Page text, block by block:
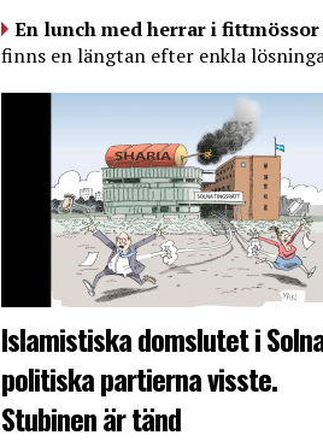
En lunch med herrar i fittmössor
finns en längtan efter enkla
Islamistiska domslutet i
politiska partierna visste.
Stubinen är tänd